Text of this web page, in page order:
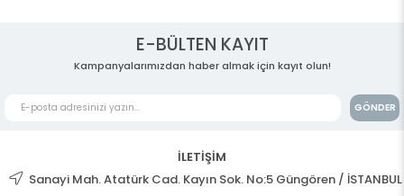
E-BÜLTEN KAYIT
Kampanyalarımızdan haber almak için kayıt olun!
GÖNDER
İLETİŞİM
Sanayi Mah. Atatürk Cad. Kayın Sok. No:5 Güngören / İSTANBUL